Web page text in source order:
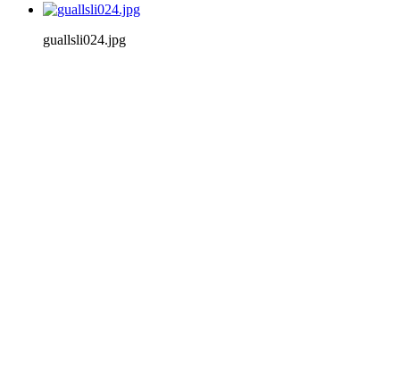
guallsli024.jpg